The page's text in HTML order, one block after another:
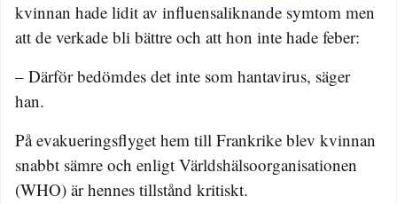
kvinnan hade lidit av influensaliknande symtom men
att de verkade bli bättre och att hon inte hade feber:
– Därför bedömdes det inte som hantavirus, säger
han.
På evakueringsflyget hem till Frankrike blev kvinnan
snabbt sämre och enligt Världshälsoorganisationen
(WHO) är hennes tillstånd kritiskt.